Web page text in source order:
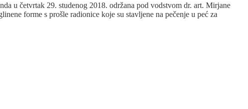
u četvrtak 29. studenog 2018. održana pod vodstvom dr. art. Mirjane
forme s prošle radionice koje su stavljene na pečenje u peć za